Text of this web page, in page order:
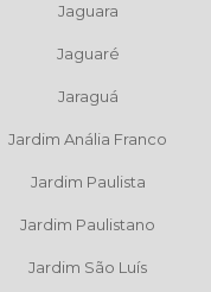
Jaguara
Jaguaré
Jaraguá
Jardim Anália Franco
Jardim Paulista
Jardim Paulistano
Jardim São Luís